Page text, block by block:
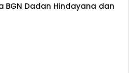
BGN Dadan Hindayana dan